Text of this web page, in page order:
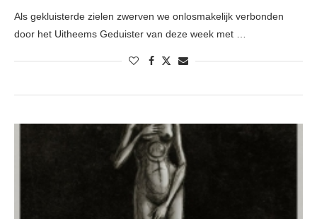
Als gekluisterde zielen zwerven we onlosmakelijk verbonden
door het Uitheems Geduister van deze week met …